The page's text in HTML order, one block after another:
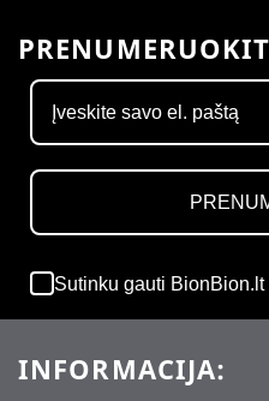
Sutinku gauti
INFORMACIJA: